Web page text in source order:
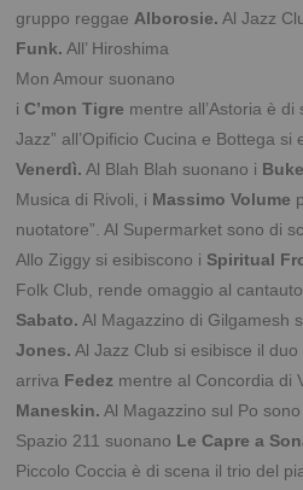
gruppo reggaeAlborosie. Al Jazz
Funk. All’ Hiroshima
Mon Amour suonano
iC’mon Tigre mentre all’Astoria è
Jazz” all’Opificio Cucina e Bottega si
Venerdì. Al Blah Blah suonano i
Musica di Rivoli, i Massimo Volume
nuotatore”. Al Supermarket sono di
Allo Ziggy si esibiscono i Spiritual
Folk Club, rende omaggio al
Sabato. Al Magazzino di Gilgamesh
Jones. Al Jazz Club si esibisce il duo
arriva Fedez mentre al Concordia di
Maneskin. Al Magazzino sul Po
Spazio 211 suonano Le Capre a
Piccolo Coccia è di scena il trio del